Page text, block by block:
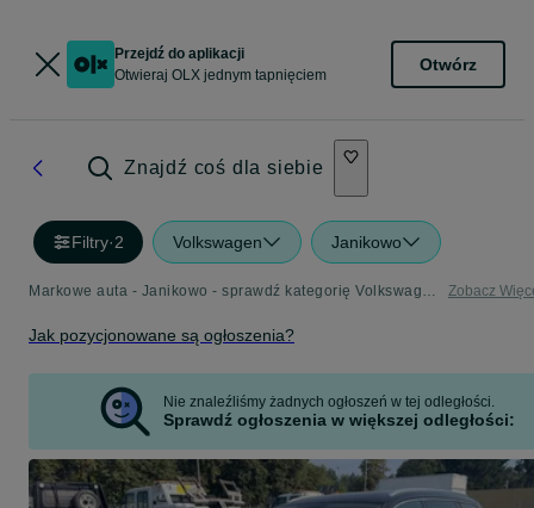
Przejdź do aplikacji
Otwieraj OLX jednym tapnięciem
Otwórz
Znajdź coś dla siebie
Filtry·2 Volkswagen Janikowo
Markowe auta - Janikowo - sprawdź kategorię Volkswagen Zobacz
Jak pozycjonowane są ogłoszenia?
Nie znaleźliśmy żadnych ogłoszeń w tej odległości.
Sprawdź ogłoszenia w większej odległości: